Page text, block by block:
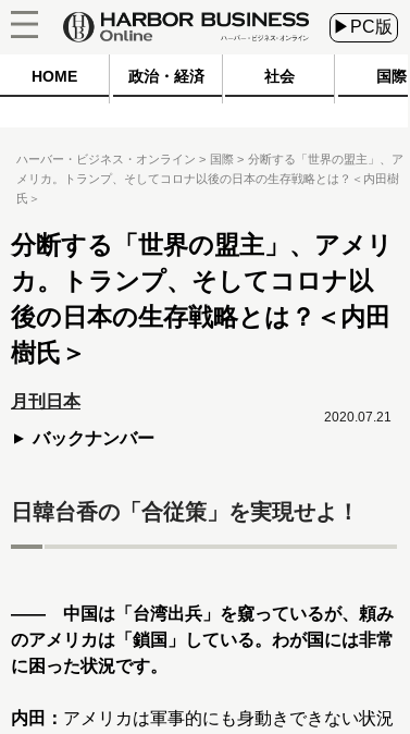
▶PC版
HOME 政治・経済 社会 国際
ハーバー・ビジネス・オンライン 国際
分断する「世界の盟主」、ア
メリカ。トランプ、そしてコロナ以後の日本の生存戦略とは？＜内田樹
氏＞
分断する「世界の盟主」、アメリ
カ。トランプ、そしてコロナ以
後の日本の生存戦略とは？＜内田
樹氏＞
月刊日本
バックナンバー
2020.07.21
日韓台香の「合従策」を実現せよ！
―― 中国は「台湾出兵」を窺っているが、頼み
のアメリカは「鎖国」している。わが国には非常
に困った状況です。
内田： アメリカは軍事的にも身動きできない状況